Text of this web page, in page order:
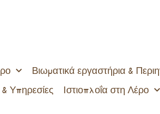
Βιωματικά εργαστήρια &
& Υπηρεσίες Ιστιοπλοΐα στη Λέρο